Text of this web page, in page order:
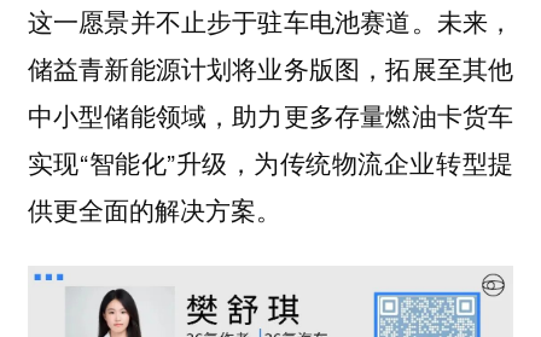
这一愿景并不止步于驻车电池赛道。未来，
储益青新能源计划将业务版图，拓展至其他
中小型储能领域，助力更多存量燃油卡货车
实现“智能化”升级，为传统物流企业转型提
供更全面的解决方案。